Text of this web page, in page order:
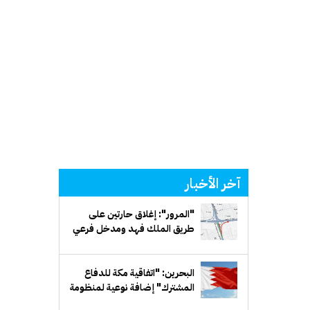
آخر الأخبار
"المرور": إغلاق حارتين على
طريق الملك فهد ومدخل فرعي
البحرين: "اتفاقية مكة للدفاع
المشترك" إضافة نوعية لمنظومة